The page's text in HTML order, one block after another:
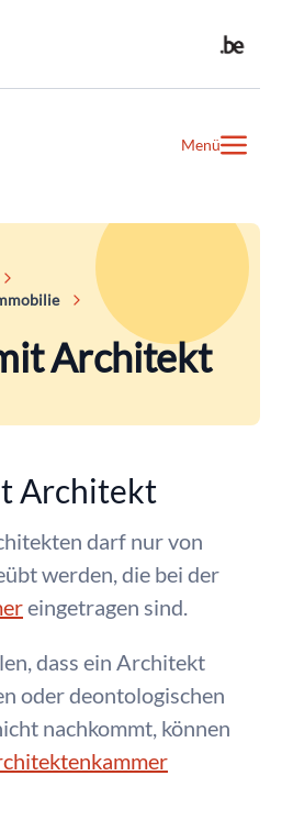
Menü
Architekt
Architekt
darf nur von
werden, die bei der
eingetragen sind.
dass ein Architekt
oder deontologischen
nachkommt, können